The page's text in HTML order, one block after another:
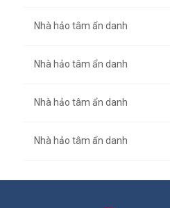
Nhà hảo tâm ẩn danh
Nhà hảo tâm ẩn danh
Nhà hảo tâm ẩn danh
Nhà hảo tâm ẩn danh